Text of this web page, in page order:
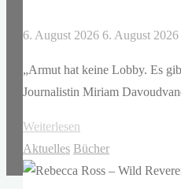
6. August 2026 6. August 2026
„Armut hat keine Lobby. Es
Journalistin Miriam
Weiterlesen
Davoudvandi
–
Aktuelles Bücher